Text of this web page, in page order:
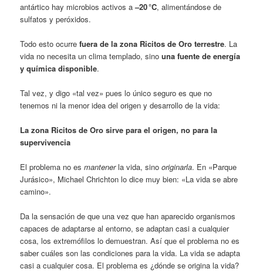
antártico hay microbios activos a–20 °C, alimentándose de
sulfatos y peróxidos.
Todo esto ocurrefuera de la zona Ricitos de Oro terrestre. La
vida no necesita un clima templado, sinouna fuente de energía
y química disponible.
Tal vez, y digo «tal vez» pues lo único seguro es que no
tenemos ni la menor idea del origen y desarrollo de la vida:
La zona Ricitos de Oro sirve para el origen, no para la
supervivencia
El problema no esmantenerla vida, sinooriginarla. En «Parque
Jurásico», Michael Chrichton lo dice muy bien: «La vida se abre
camino».
Da la sensación de que una vez que han aparecido organismos
capaces de adaptarse al entorno, se adaptan casi a cualquier
cosa, los extremófilos lo demuestran. Así que el problema no es
saber cuáles son las condiciones para la vida. La vida se adapta
casi a cualquier cosa. El problema es ¿dónde se origina la vida?